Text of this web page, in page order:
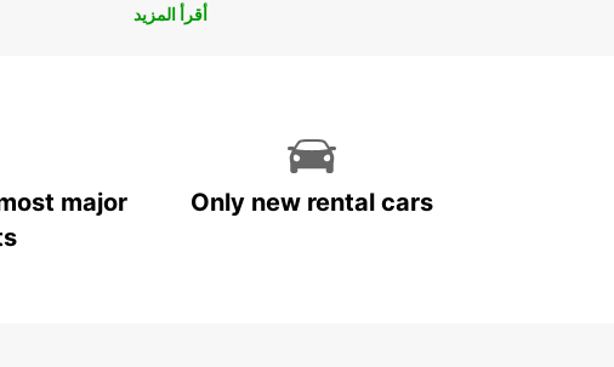
أقرأ المزيد
major
Only new rental cars